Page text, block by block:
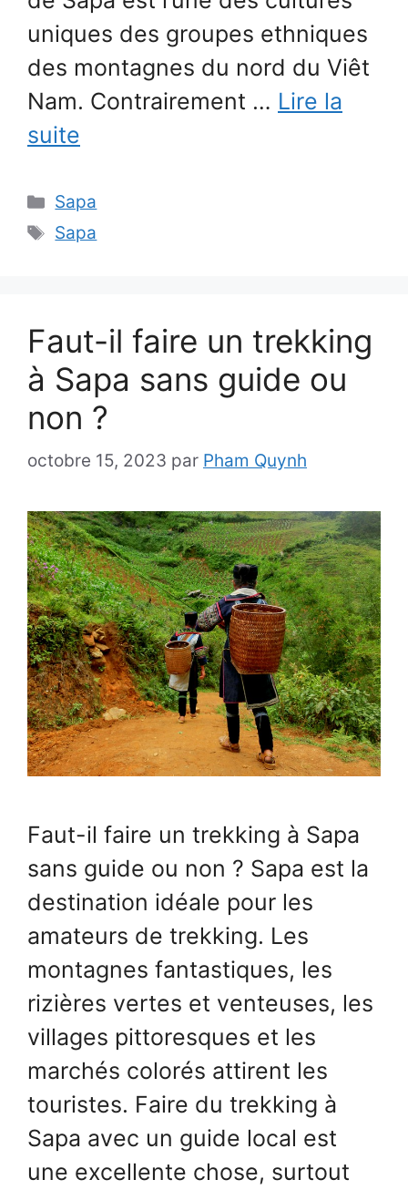
uniques des groupes ethniques
des montagnes du nord du Viêt
Nam. Contrairement … Lire la
suite
Catégories
Sapa
Étiquettes
Sapa
Faut-il faire un trekking
à Sapa sans guide ou
non ?
octobre 15, 2023 par Pham Quynh
Faut-il faire un trekking à Sapa
sans guide ou non ? Sapa est la
destination idéale pour les
amateurs de trekking. Les
montagnes fantastiques, les
rizières vertes et venteuses, les
villages pittoresques et les
marchés colorés attirent les
touristes. Faire du trekking à
Sapa avec un guide local est
une excellente chose, surtout